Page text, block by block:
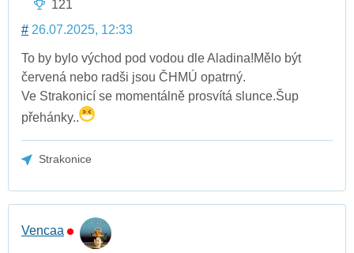
121
# 26.07.2025, 12:33
To by bylo východ pod vodou dle Aladina!Mělo být
červená nebo radši jsou ČHMÚ opatrný.
Ve Strakonicí se momentálně prosvítá slunce.Šup
přehánky..
Strakonice
Vencaa